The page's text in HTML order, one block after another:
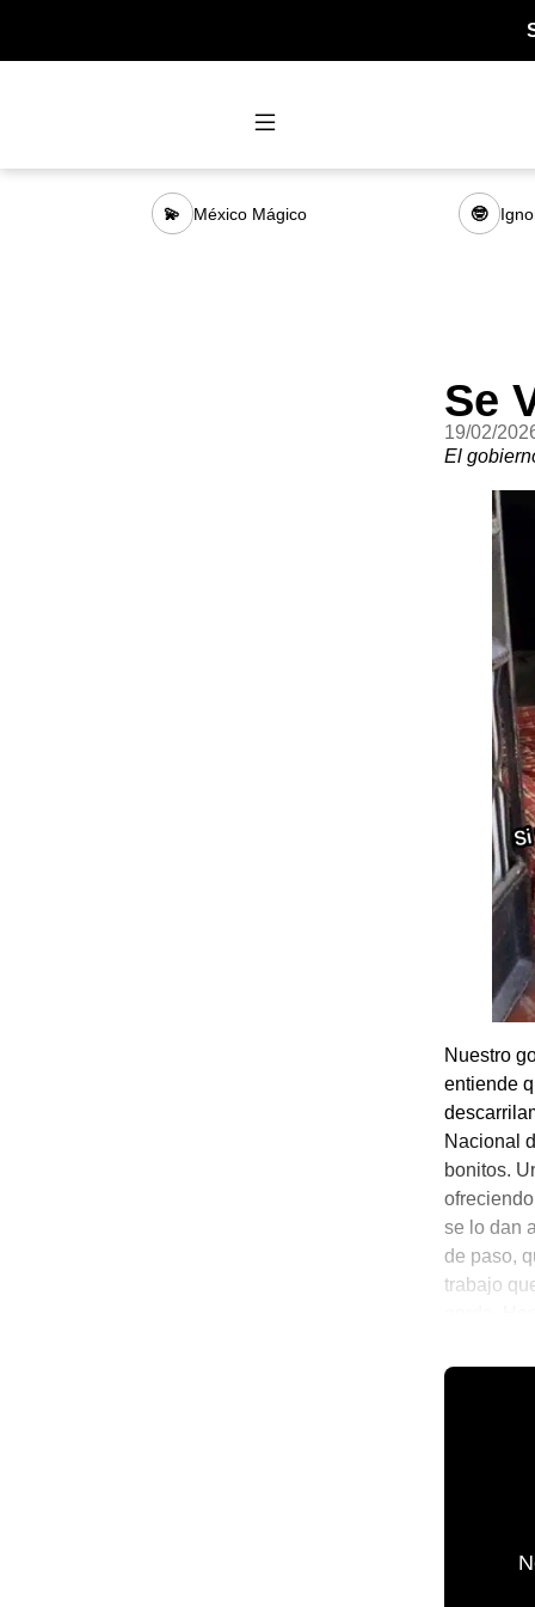
💫 México Mágico 🤓
Se
19/02/
El
Nuestro
entiende
Nacional
bonitos.
se lo dan
de paso,
trabajo